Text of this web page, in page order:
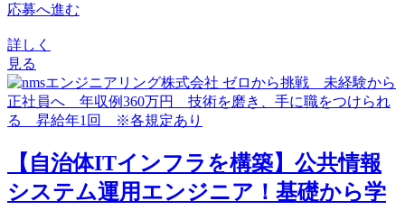
応募へ進む
詳しく
見る
【自治体ITインフラを構築】公共情報
システム運用エンジニア！基礎から学